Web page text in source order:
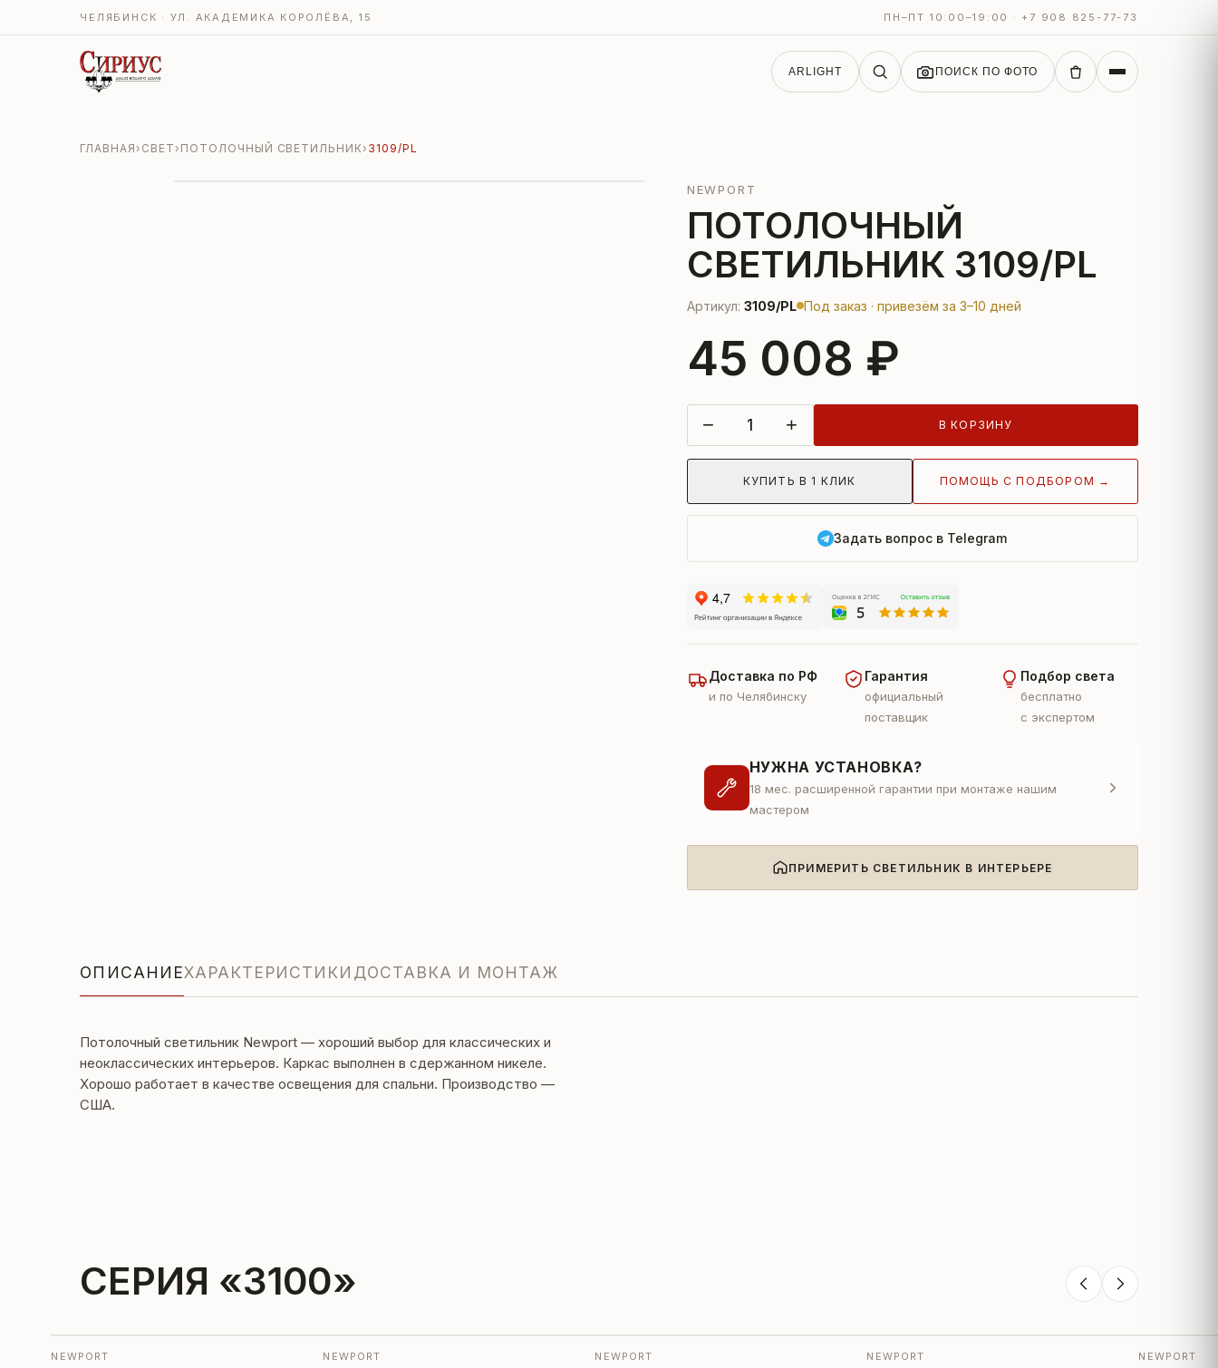
ЧЕЛЯБИНСК · УЛ. АКАДЕМИКА КОРОЛЁВА, 15 ПН–ПТ 10:00–19:00 · +7 908 825-77-73
ARLIGHT ПОИСК ПО ФОТО
ГЛАВНАЯ› СВЕТ› ПОТОЛОЧНЫЙ СВЕТИЛЬНИК› 3109/PL
NEWPORT
ПОТОЛОЧНЫЙ
СВЕТИЛЬНИК 3109/PL
Артикул: 3109/PL Под заказ · привезём за 3–10 дней
45 008 ₽
− + В КОРЗИНУ
КУПИТЬ В 1 КЛИК ПОМОЩЬ С ПОДБОРОМ →
Задать вопрос в Telegram
Доставка по РФ
и по Челябинску
Гарантия
официальный
поставщик
Подбор света
бесплатно
с экспертом
НУЖНА УСТАНОВКА?
18 мес. расширенной гарантии при монтаже нашим
мастером
ПРИМЕРИТЬ СВЕТИЛЬНИК В ИНТЕРЬЕРЕ
ОПИСАНИЕХАРАКТЕРИСТИКИ ДОСТАВКА И МОНТАЖ
Потолочный светильник Newport — хороший выбор для классических и
неоклассических интерьеров. Каркас выполнен в сдержанном никеле.
Хорошо работает в качестве освещения для спальни. Производство —
США.
СЕРИЯ «3100»
NEWPORT NEWPORT NEWPORT NEWPORT NEWPORT